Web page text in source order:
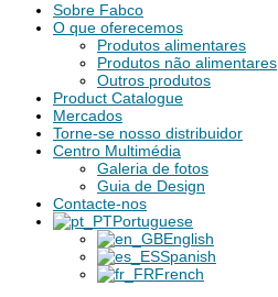
Sobre Fabco
O que oferecemos
Produtos alimentares
Produtos não alimentares
Outros produtos
Product Catalogue
Mercados
Torne-se nosso distribuidor
Centro Multimédia
Galeria de fotos
Guia de Design
Contacte-nos
Portuguese
English
Spanish
French